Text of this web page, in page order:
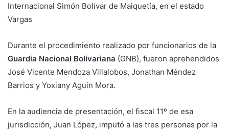
Internacional Simón Bolívar de Maiquetía, en el estado
Vargas
Durante el procedimiento realizado por funcionarios de la
Guardia Nacional Bolivariana (GNB), fueron aprehendidos
José Vicente Mendoza Villalobos, Jonathan Méndez
Barrios y Yoxiany Aguin Mora.
En la audiencia de presentación, el fiscal 11º de esa
jurisdicción, Juan López, imputó a las tres personas por la